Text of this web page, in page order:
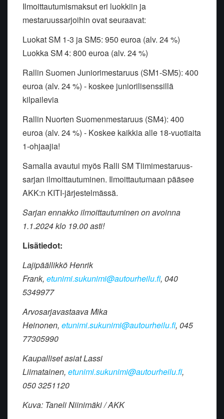
Ilmoittautumismaksut eri luokkiin ja
mestaruussarjoihin ovat seuraavat:
Luokat SM 1-3 ja SM5: 950 euroa (alv. 24 %)
Luokka SM 4: 800 euroa (alv. 24 %)
Rallin Suomen Juniorimestaruus (SM1-SM5): 400
euroa (alv. 24 %) - koskee juniorilisenssillä
kilpailevia
Rallin Nuorten Suomenmestaruus (SM4): 400
euroa (alv. 24 %) - Koskee kaikkia alle 18-vuotiaita
1-ohjaajia!
Samalla avautui myös Ralli SM Tiimimestaruus-
sarjan ilmoittautuminen. Ilmoittautumaan pääsee
AKK:n KITI-järjestelmässä.
Sarjan ennakko ilmoittautuminen on avoinna
1.1.2024 klo 19.00 asti!
Lisätiedot:
Lajipäällikkö Henrik
Frank, etunimi.sukunimi@autourheilu.fi, 040
5349977
Arvosarjavastaava Mika
Heinonen, etunimi.sukunimi@autourheilu.fi, 045
77305990
Kaupalliset asiat Lassi
Liimatainen, etunimi.sukunimi@autourheilu.fi,
050 3251120
Kuva: Taneli Niinimäki / AKK